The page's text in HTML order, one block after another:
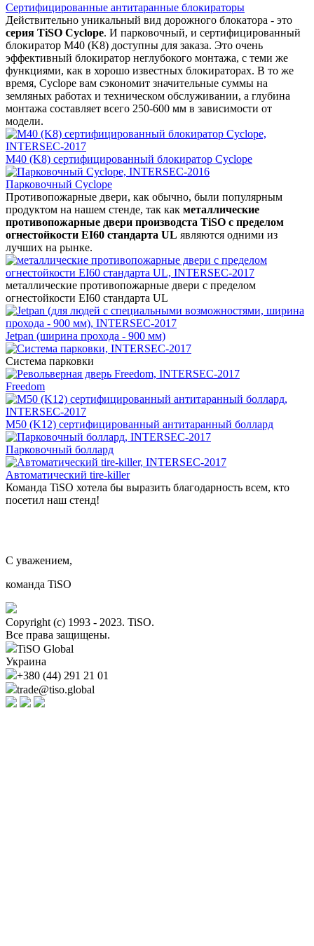
Сертифицированные антитаранные блокираторы
Действительно уникальный вид дорожного блокатора - это
серия TiSO Cyclope. И парковочный, и сертифицированный
блокиратор М40 (K8) доступны для заказа. Это очень
эффективный блокиратор неглубокого монтажа, с теми же
функциями, как в хорошо известных блокираторах. В то же
время, Cyclope вам сэкономит значительные суммы на
земляных работах и техническом обслуживании, а глубина
монтажа составляет всего 250-600 мм в зависимости от
модели.
M40 (K8) сертифицированный блокиратор Cyclope
Парковочный Cyclope
Противопожарные двери, как обычно, были популярным
продуктом на нашем стенде, так как металлические
противопожарные двери производста TiSO с пределом
огнестойкости EI60 стандарта UL являются одними из
лучших на рынке.
металлические противопожарные двери с пределом
огнестойкости EI60 стандарта UL
Jetpan (ширина прохода - 900 мм)
Система парковки
Freedom
M50 (K12) сертифицированный антитаранный боллард
Парковочный боллард
Автоматический tire-killer
Команда TiSO хотела бы выразить благодарность всем, кто
посетил наш стенд!
С уважением,
команда TiSO
Copyright (c) 1993 - 2023. TiSO.
Все права защищены.
TiSO Global
Украина
+380 (44) 291 21 01
trade@tiso.global